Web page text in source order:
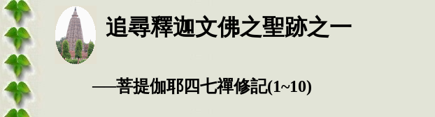
追尋釋迦文佛之聖跡之一
──菩提伽耶四七禪修記(1~10)